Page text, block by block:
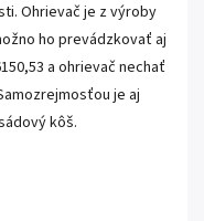
Ohrievač je z výroby
ho prevádzkovať aj
a ohrievač nechať
je aj
kôš.